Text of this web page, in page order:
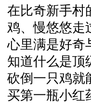
在比奇新手村
鸡、慢悠悠走
心里满是好奇
知道什么是顶
砍倒一只鸡就
买第一瓶小红